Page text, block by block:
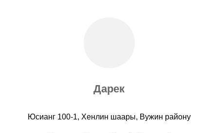
Дарек
Юсианг 100-1, Хенлин шаары, Вужин району